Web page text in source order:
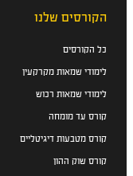
הקורסים שלנו
כל הקורסים
לימודי שמאות מקרקעין
לימודי שמאות רכוש
קורס עד מומחה
קורס מטבעות דיגיטליים
קורס שוק ההון